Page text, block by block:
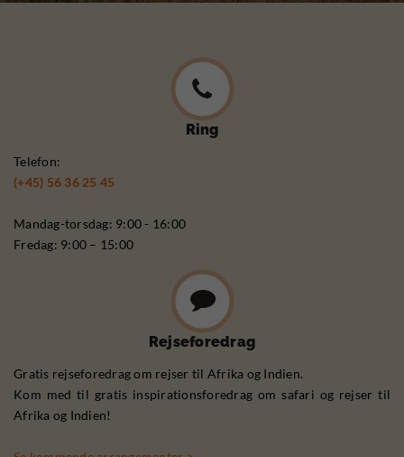
Ring
Telefon:
(+45) 56 36 25 45
Mandag-torsdag: 9:00 - 16:00
Fredag: 9:00 – 15:00
Rejseforedrag
Gratis rejseforedrag om rejser til Afrika og Indien.
Kom med til gratis inspirationsforedrag om safari og rejser til
Afrika og Indien!